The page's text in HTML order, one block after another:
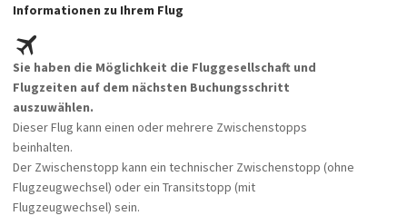
Informationen zu Ihrem Flug
Sie haben die Möglichkeit die Fluggesellschaft und
Flugzeiten auf dem nächsten Buchungsschritt
auszuwählen.
Dieser Flug kann einen oder mehrere Zwischenstopps
beinhalten.
Der Zwischenstopp kann ein technischer Zwischenstopp (ohne
Flugzeugwechsel) oder ein Transitstopp (mit
Flugzeugwechsel) sein.